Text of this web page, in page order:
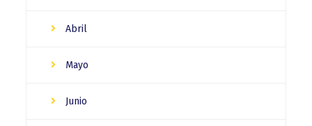
Abril
Mayo
Junio